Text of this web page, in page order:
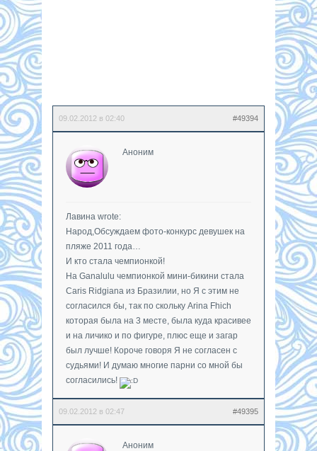
09.02.2012 в 02:40 #49394
Аноним
Лавина wrote:
Народ,Обсуждаем фото-конкурс девушек на
пляже 2011 года…
И кто стала чемпионкой!
На Ganalulu чемпионкой мини-бикини стала
Caris Ridgiana из Бразилии, но Я с этим не
согласился бы, так по скольку Arina Fhich
которая была на 3 месте, была куда красивее
и на личико и по фигуре, плюс еще и загар
был лучше! Короче говоря Я не согласен с
судьями! И думаю многие парни со мной бы
согласились!
09.02.2012 в 02:47 #49395
Аноним